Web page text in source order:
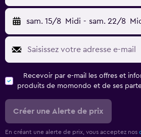
sam. 15/8 Midi - sam. 22/8
Recevoir par e-mail les offres et
produits de momondo et de ses
Créer une Alerte de prix
En créant une alerte de prix, vous acceptez nos